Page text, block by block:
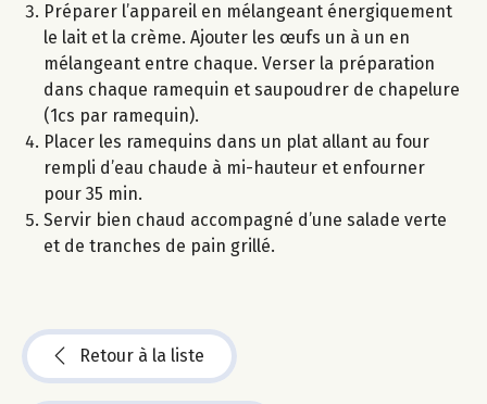
Préparer l’appareil en mélangeant énergiquement
le lait et la crème. Ajouter les œufs un à un en
mélangeant entre chaque. Verser la préparation
dans chaque ramequin et saupoudrer de chapelure
(1cs par ramequin).
Placer les ramequins dans un plat allant au four
rempli d’eau chaude à mi-hauteur et enfourner
pour 35 min.
Servir bien chaud accompagné d’une salade verte
et de tranches de pain grillé.
Retour à la liste